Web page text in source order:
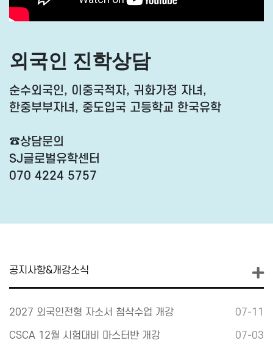
외국인 진학상담
순수외국인, 이중국적자, 귀화가정 자녀,
한중부부자녀, 중도입국 고등학교 한국유학
☎상담문의
SJ글로벌유학센터
070 4224 5757
공지사항&개강소식
2027 외국인전형 자소서 첨삭수업 개강 07-11
CSCA 12월 시험대비 마스터반 개강 07-03